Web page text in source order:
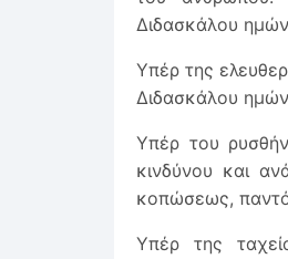
Διδασκάλου
Υπέρ της
Διδασκάλου
Υπέρ του
κινδύνου και
κοπώσεως,
Υπέρ της